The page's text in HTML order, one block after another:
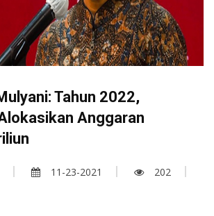
Tahun 2022,
Anggaran
11-23-2021
202